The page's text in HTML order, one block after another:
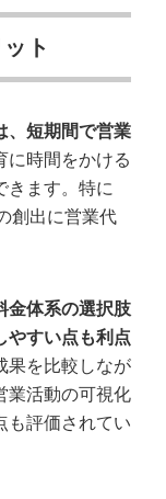
ト
、短期間で営業
に時間をかける
きます。特に
創出に営業代
金体系の選択肢
やすい点も利点
果を比較しなが
業活動の可視化
も評価されてい